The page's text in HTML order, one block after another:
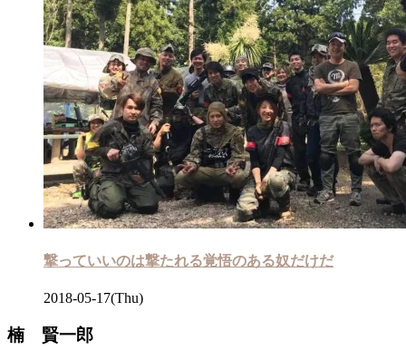
撃っていいのは撃たれる覚悟のある奴だけだ
2018-05-17(Thu)
楠 賢一郎